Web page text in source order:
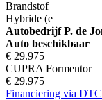
Brandstof
Hybride (e
AutobedrijfP. de
Auto beschikbaar
€ 29.975
CUPRA Formentor
€ 29.975
Financiering via